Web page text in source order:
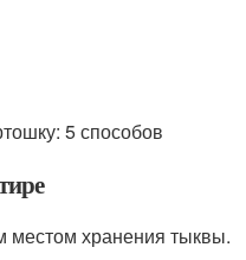
5 способов
местом хранения тыквы.